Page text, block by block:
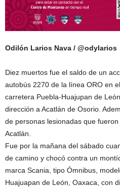
Odilón Larios Nava / @odylarios
Diez muertos fue el saldo de un
autobús 2270 de la línea ORO en
carretera Puebla-Huajupan de
dirección a Acatlán de Osorio.
de personas lesionadas que
Acatlán.
Fue por la mañana del sábado
de camino y chocó contra un
marca Scania, tipo Ómnibus,
Huajuapan de León, Oaxaca, con